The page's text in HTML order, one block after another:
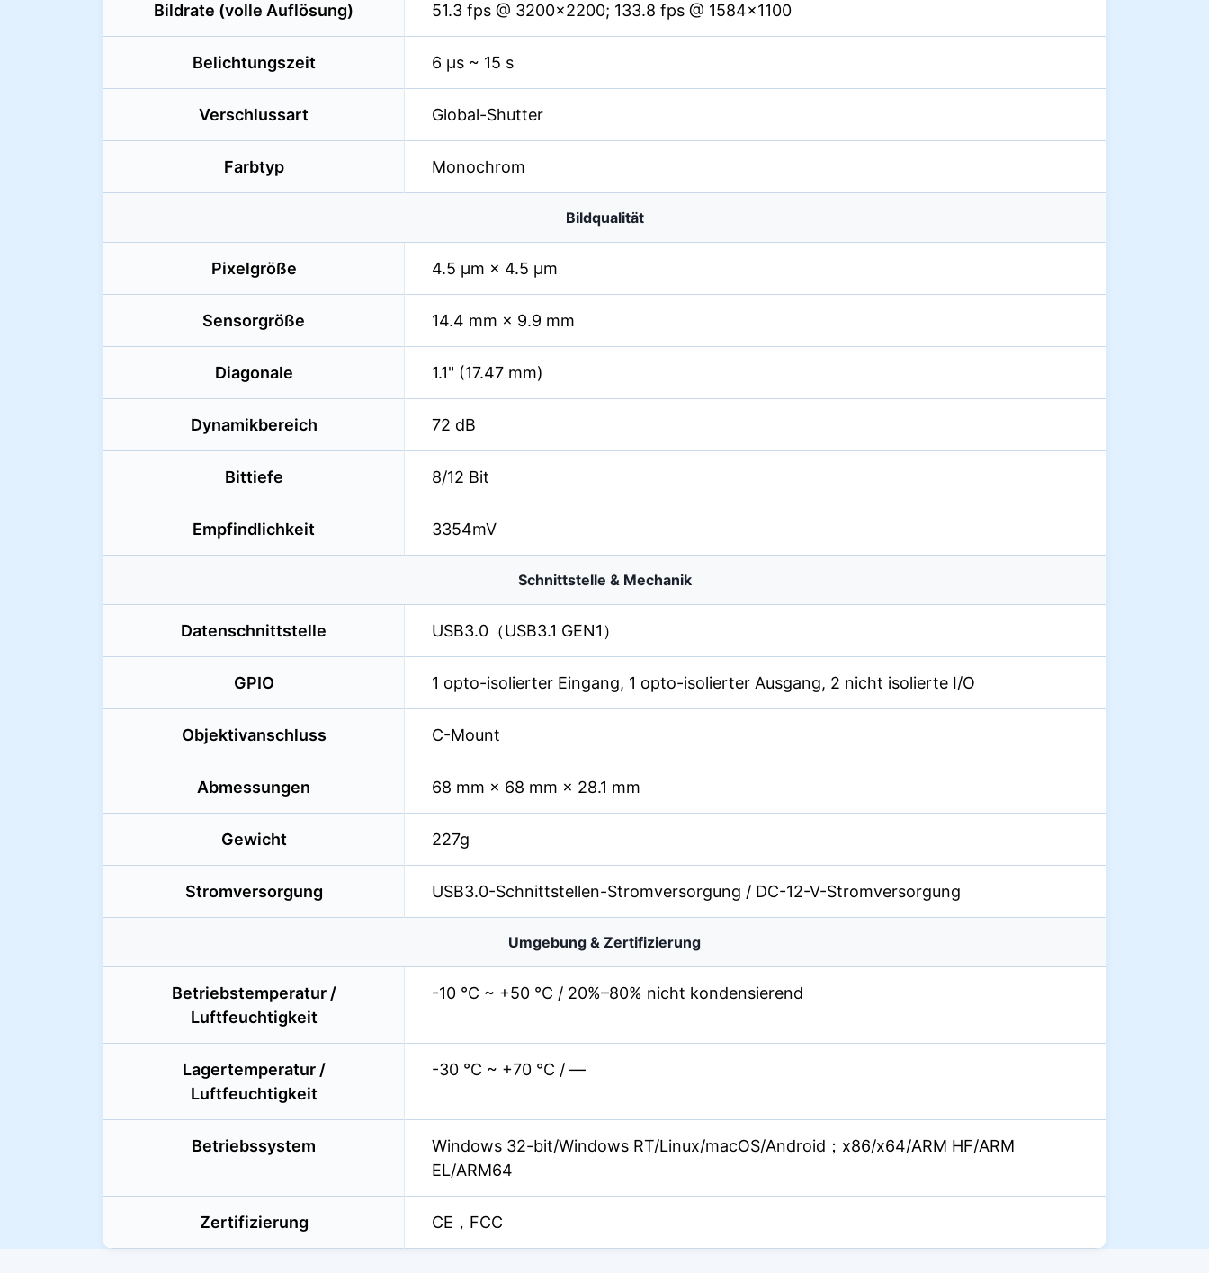
Bildrate (volle Auflösung) 51.3 fps @ 3200×2200; 133.8 fps @ 1584×1100
Belichtungszeit 6 µs ~ 15 s
Verschlussart Global-Shutter
Farbtyp Monochrom
Bildqualität
Pixelgröße 4.5 µm × 4.5 µm
Sensorgröße 14.4 mm × 9.9 mm
Diagonale 1.1" (17.47 mm)
Dynamikbereich 72 dB
Bittiefe 8/12 Bit
Empfindlichkeit 3354mV
Schnittstelle & Mechanik
Datenschnittstelle USB3.0（USB3.1 GEN1）
GPIO 1 opto-isolierter Eingang, 1 opto-isolierter Ausgang, 2 nicht isolierte I/O
Objektivanschluss C-Mount
Abmessungen 68 mm × 68 mm × 28.1 mm
Gewicht 227g
Stromversorgung USB3.0-Schnittstellen-Stromversorgung / DC-12-V-Stromversorgung
Umgebung & Zertifizierung
Betriebstemperatur /
Luftfeuchtigkeit
-10 °C ~ +50 °C / 20%–80% nicht kondensierend
Lagertemperatur /
Luftfeuchtigkeit
-30 °C ~ +70 °C / —
Betriebssystem
Windows 32-bit/Windows RT/Linux/macOS/Android；x86/x64/ARM HF/ARM
EL/ARM64
Zertifizierung CE，FCC